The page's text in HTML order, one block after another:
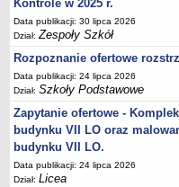
Sprawozdania
Deklaracja dostępności
DEKLARACJA DOSTĘPNOŚCI
OŚWIADCZENIA MAJĄTKOWE
PONOWNE WYKORZYSTYWANIE
UDOSTĘPNIANIE INFORMACJI
OCHRONA DANYCH OSOBOWYCH
Kontrole w 2025 r.
Data publikacji: 30 lipca 2026
Dział:Zespoły Szkół
Rozpoznanie ofertowe
Data publikacji: 24 lipca 2026
Dział:Szkoły Podstawowe
Zapytanie ofertowe -
budynku VII LO oraz
budynku VII LO.
Data publikacji: 24 lipca 2026
Dział:Licea